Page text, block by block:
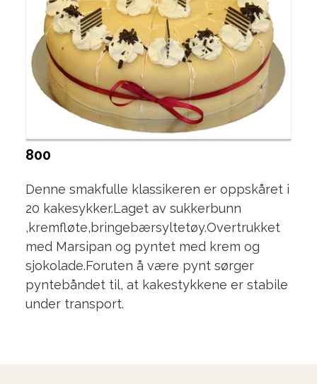
800
Denne smakfulle klassikeren er oppskåret i
20 kakesykker.Laget av sukkerbunn
,kremfløte,bringebærsyltetøy.Overtrukket
med Marsipan og pyntet med krem og
sjokolade.Foruten å være pynt sørger
pyntebåndet til, at kakestykkene er stabile
under transport.